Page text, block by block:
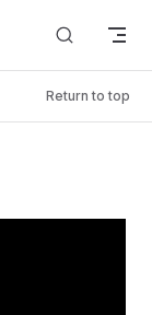
Return to top